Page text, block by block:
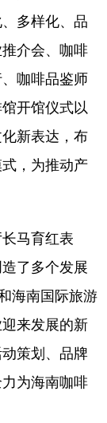
多样化、品
介会、咖啡
咖啡品鉴师
开馆仪式以
新表达，布
，为推动产
马育红表
了多个发展
海南国际旅游
来发展的新
策划、品牌
为海南咖啡